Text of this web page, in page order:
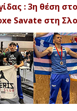
: 3η θέση
Savate στη